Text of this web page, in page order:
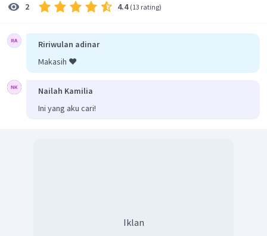
2 4.4 (13 rating)
Ririwulan adinar
Makasih ❤️
Nailah Kamilia
Ini yang aku cari!
Iklan